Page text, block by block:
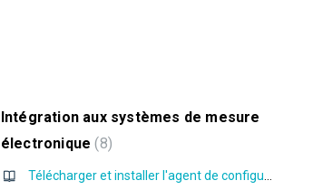
Intégration aux systèmes de mesure
électronique 8